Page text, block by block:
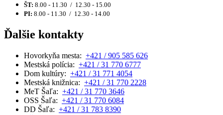
ŠT: 8.00 - 11.30 / 12.30 - 15.00
PI: 8.00 - 11.30 / 12.30 - 14.00
Ďalšie kontakty
Hovorkyňa mesta: +421 / 905 585 626
Mestská polícia: +421 / 31 770 6777
Dom kultúry: +421 / 31 771 4054
Mestská knižnica: +421 / 31 770 2228
MeT Šaľa: +421 / 31 770 3646
OSS Šaľa: +421 / 31 770 6084
DD Šaľa: +421 / 31 783 8390